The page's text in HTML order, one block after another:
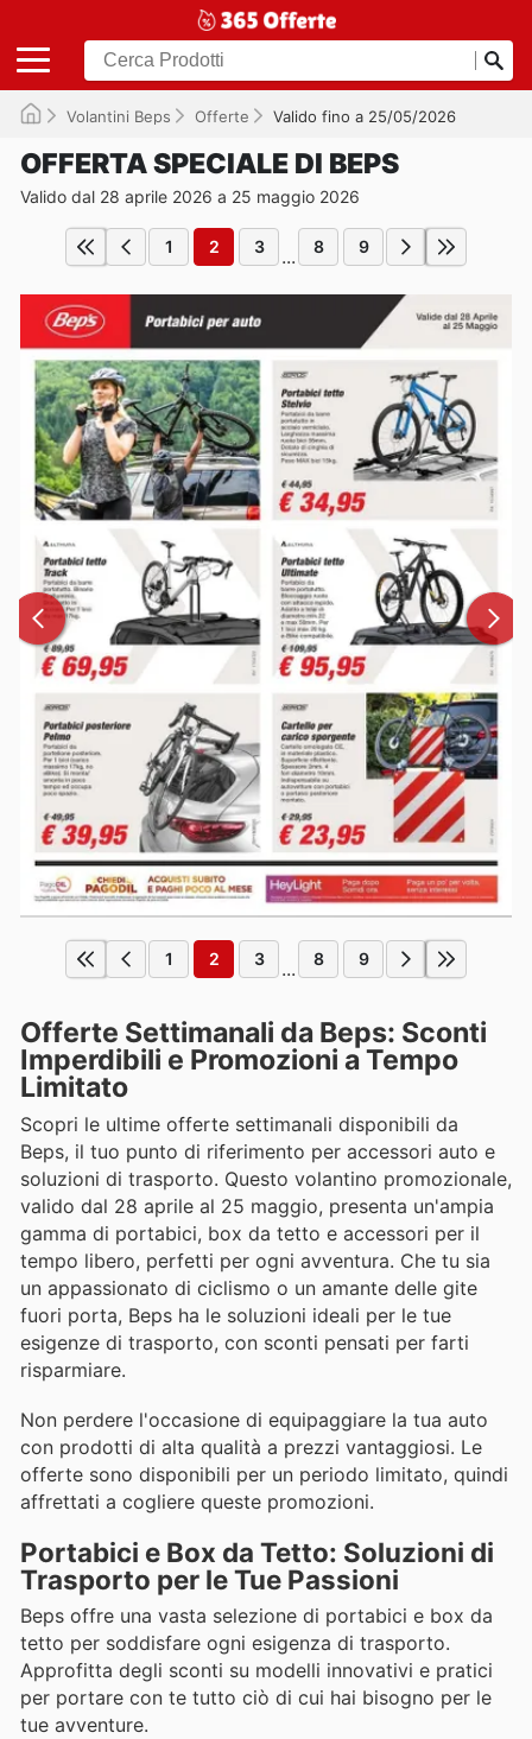
Volantini Beps Offerte Valido fino a 25/05/2026
OFFERTA SPECIALE DI BEPS
Valido dal 28 aprile 2026 a 25 maggio 2026
1 2 3 ... 8 9
1 2 3 ... 8 9
Offerte Settimanali da Beps: Sconti
Imperdibili e Promozioni a Tempo
Limitato
Scopri le ultime offerte settimanali disponibili da
Beps, il tuo punto di riferimento per accessori auto e
soluzioni di trasporto. Questo volantino promozionale,
valido dal 28 aprile al 25 maggio, presenta un'ampia
gamma di portabici, box da tetto e accessori per il
tempo libero, perfetti per ogni avventura. Che tu sia
un appassionato di ciclismo o un amante delle gite
fuori porta, Beps ha le soluzioni ideali per le tue
esigenze di trasporto, con sconti pensati per farti
risparmiare.
Non perdere l'occasione di equipaggiare la tua auto
con prodotti di alta qualità a prezzi vantaggiosi. Le
offerte sono disponibili per un periodo limitato, quindi
affrettati a cogliere queste promozioni.
Portabici e Box da Tetto: Soluzioni di
Trasporto per le Tue Passioni
Beps offre una vasta selezione di portabici e box da
tetto per soddisfare ogni esigenza di trasporto.
Approfitta degli sconti su modelli innovativi e pratici
per portare con te tutto ciò di cui hai bisogno per le
tue avventure.